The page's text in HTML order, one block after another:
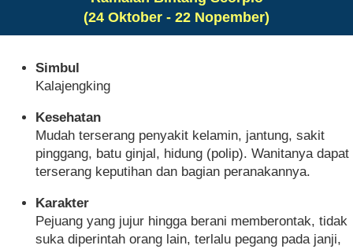
(24 Oktober - 22 Nopember)
Simbul
Kalajengking
Kesehatan
Mudah terserang penyakit kelamin, jantung, sakit
pinggang, batu ginjal, hidung (polip). Wanitanya dapat
terserang keputihan dan bagian peranakannya.
Karakter
Pejuang yang jujur hingga berani memberontak, tidak
suka diperintah orang lain, terlalu pegang pada janji,